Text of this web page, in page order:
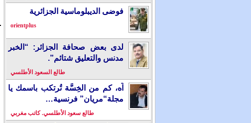
فوضى الديبلوماسية الجزائرية
orientplus
لدى بعض صحافة الجزائر: “الخبر
مدنس والتعليق شتائم”.
طالع السعود الأطلسي
آه، كم من الخِسَّة تُرتكب باسمك يا
مجلة“مريان” فرنسية…
طالع سعود الأطلسي. كاتب مغربي